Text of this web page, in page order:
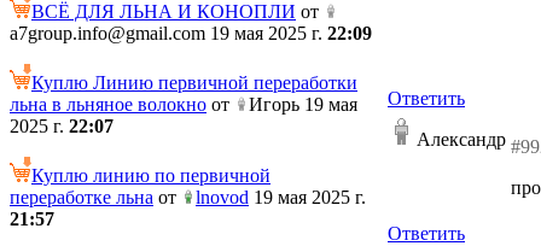
ВСЁ ДЛЯ ЛЬНА И КОНОПЛИ от
a7group.info@gmail.com 19 мая 2025 г. 22:09
Куплю Линию первичной переработки
льна в льняное волокно от
Игорь 19 мая
2025 г. 22:07
Куплю линию по первичной
переработке льна от lnovod 19 мая 2025 г.
21:57
Ответить
Александр
Ответить